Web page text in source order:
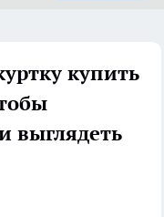
купить
выглядеть